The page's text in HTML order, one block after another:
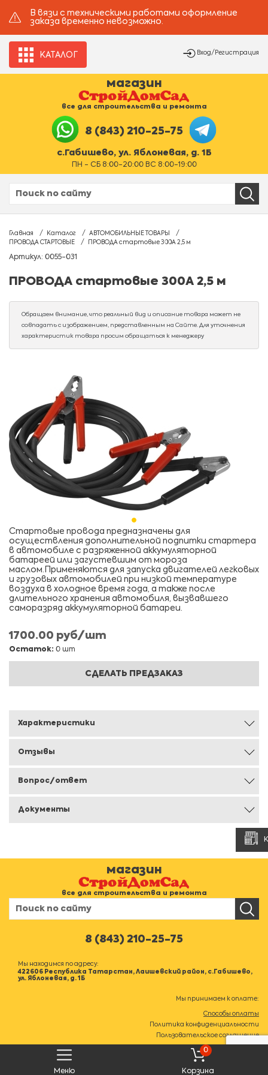
В вязи с техническими работами оформление
заказа временно невозможно.
КАТАЛОГ Вход/Регистрация
магазин
все для строительства и ремонта
8 (843) 210-25-75
с.Габишево, ул. Яблоневая, д. 1Б
ПН - СБ 8:00-20:00 ВС 8:00-19:00
Главная Каталог
АВТОМОБИЛЬНЫЕ ТОВАРЫ
ПРОВОДА СТАРТОВЫЕ
ПРОВОДА стартовые 300А 2,5 м
Артикул: 0055-031
ПРОВОДА стартовые 300А 2,5 м
Обращаем внимание, что реальный вид и описание товара может не
совпадать с изображением, представленным на Сайте. Для уточнения
характеристик товара просим обращаться к менеджеру
Стартовые провода предназначены для
осуществления дополнительной подпитки стартера
в автомобиле с разряженной аккумуляторной
батареей или загустевшим от мороза
маслом.Применяются для запуска двигателей легковых
и грузовых автомобилей при низкой температуре
воздуха в холодное время года, а также после
длительного хранения автомобиля, вызвавшего
саморазряд аккумуляторной батареи.
1700.00 руб/шт
Остаток: 0 шт
СДЕЛАТЬ ПРЕДЗАКАЗ
Характеристики
Отзывы
Вопрос/ответ
Документы
магазин
все для строительства и ремонта
8 (843) 210-25-75
Мы находимся по адресу:
422606 Республика Татарстан, Лаишевский район, с.Габишево,
ул. Яблоневая, д. 1Б
Мы принимаем к оплате:
Способы оплаты
Политика конфиденциальности
Пользовательское соглашение
Меню
0
Корзина